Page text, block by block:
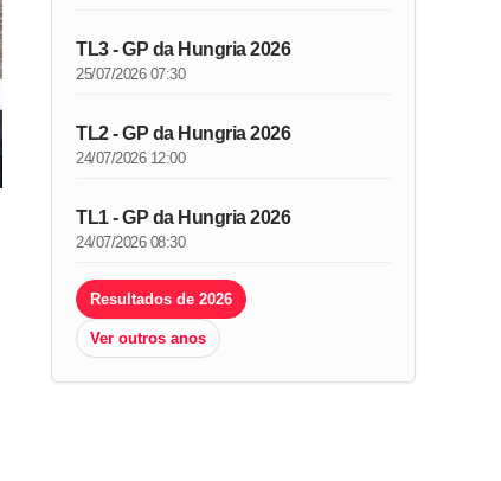
TL3 - GP da Hungria 2026
25/07/2026 07:30
TL2 - GP da Hungria 2026
24/07/2026 12:00
TL1 - GP da Hungria 2026
24/07/2026 08:30
Resultados de 2026
Ver outros anos